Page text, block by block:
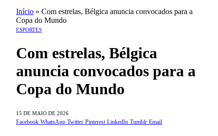
Início » Com estrelas, Bélgica anuncia convocados para a
Copa do Mundo
ESPORTES
Com estrelas, Bélgica
anuncia convocados para a
Copa do Mundo
15 DE MAIO DE 2026
Facebook WhatsApp Twitter Pinterest LinkedIn Tumblr Email